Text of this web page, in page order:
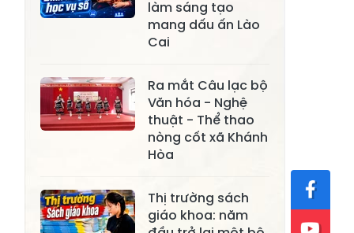
Xã Nghĩa Tâm
Xã Phong Dụ
Hạ
Xã Đông
Cuông
Xã Tân Hợp
Xã Mậu A Xã Xuân Ái
Xã Lục Yên
Xã Tân Lĩnh
làm sáng tạo
mang dấu ấn Lào
Cai
Ra mắt Câu lạc bộ
Văn hóa - Nghệ
thuật - Thể thao
nòng cốt xã Khánh
Hòa
Thị trường sách
giáo khoa: năm